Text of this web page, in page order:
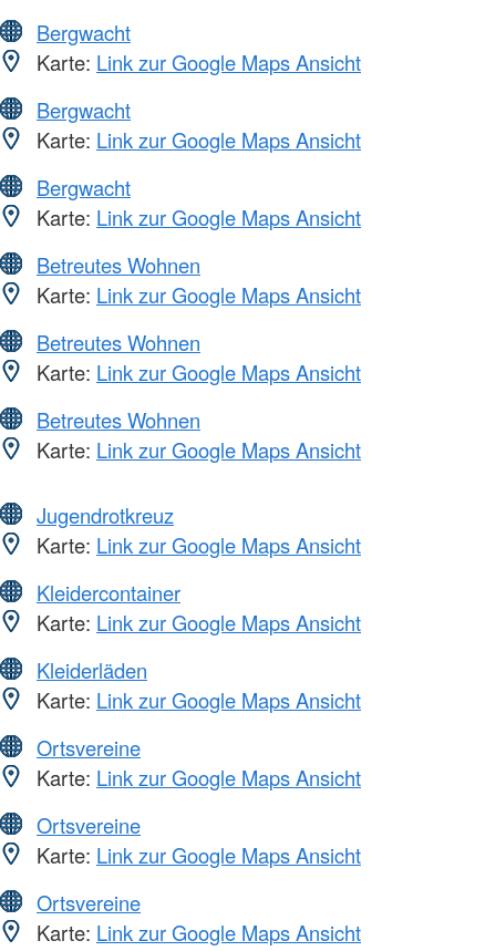
Bergwacht
Karte: Link zur Google Maps Ansicht
Bergwacht
Karte: Link zur Google Maps Ansicht
Bergwacht
Karte: Link zur Google Maps Ansicht
Betreutes Wohnen
Karte: Link zur Google Maps Ansicht
Betreutes Wohnen
Karte: Link zur Google Maps Ansicht
Betreutes Wohnen
Karte: Link zur Google Maps Ansicht
Jugendrotkreuz
Karte: Link zur Google Maps Ansicht
Kleidercontainer
Karte: Link zur Google Maps Ansicht
Kleiderläden
Karte: Link zur Google Maps Ansicht
Ortsvereine
Karte: Link zur Google Maps Ansicht
Ortsvereine
Karte: Link zur Google Maps Ansicht
Ortsvereine
Karte: Link zur Google Maps Ansicht